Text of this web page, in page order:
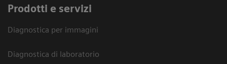
Prodotti e servizi
Diagnostica per immagini
Diagnostica di laboratorio